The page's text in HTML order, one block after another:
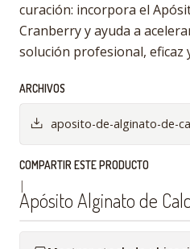
curación: incorpora el
Cranberry y ayuda a
solución profesional, eficaz
ARCHIVOS
aposito-de-alginato-de-
COMPARTIR ESTE PRODUCTO
|
Apósito Alginato de